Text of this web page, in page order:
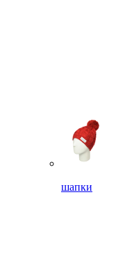
шапки